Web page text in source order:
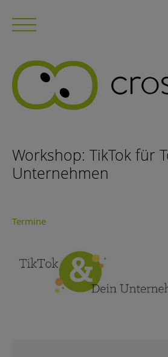
Workshop: TikTok für
Unternehmen
Termine